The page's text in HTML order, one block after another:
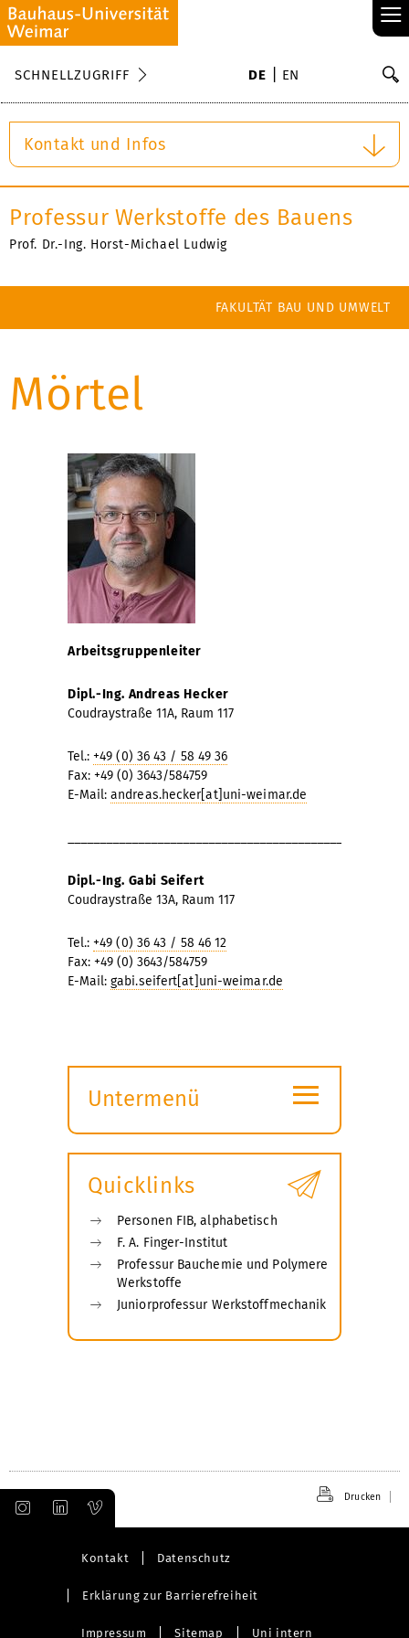
≡
SCHNELLZUGRIFF DE EN
Kontakt und Infos
Professur Werkstoffe des Bauens
Prof. Dr.-Ing. Horst-Michael Ludwig
FAKULTÄT BAU UND UMWELT
Mörtel
Arbeitsgruppenleiter
Dipl.-Ing. Andreas Hecker
Coudraystraße 11A, Raum 117
Tel.: +49 (0) 36 43 / 58 49 36
Fax: +49 (0) 3643/584759
E-Mail: andreas.hecker[at]uni-weimar.de
Dipl.-Ing. Gabi Seifert
Coudraystraße 13A, Raum 117
Tel.: +49 (0) 36 43 / 58 46 12
Fax: +49 (0) 3643/584759
E-Mail: gabi.seifert[at]uni-weimar.de
Untermenü
öffnen
≡
Quicklinks
Personen FIB, alphabetisch
F. A. Finger-Institut
Professur Bauchemie und Polymere
Werkstoffe
Juniorprofessur Werkstoffmechanik
Drucken
Kontakt Datenschutz
Erklärung zur Barrierefreiheit
Impressum Sitemap Uni intern